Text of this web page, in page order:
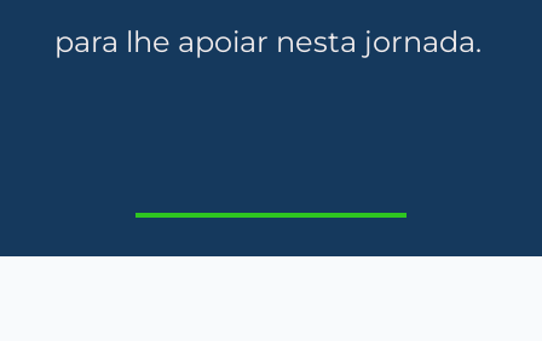
para lhe apoiar nesta jornada.